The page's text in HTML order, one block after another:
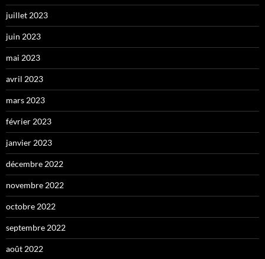
juillet 2023
juin 2023
mai 2023
avril 2023
mars 2023
février 2023
janvier 2023
décembre 2022
novembre 2022
octobre 2022
septembre 2022
août 2022